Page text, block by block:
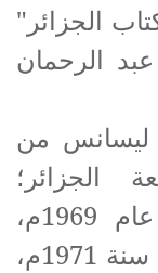
الجزائر"
الرحمان
من
الجزائر؛
الأولى في التاريخ عام 1969م،
والثانية في الجغرافيا سنة 1971م،